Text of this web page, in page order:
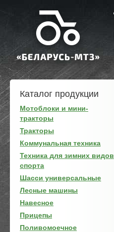
Каталог продукции
Мотоблоки и мини-
тракторы
Тракторы
Коммунальная техника
Техника для зимних видов
спорта
Шасси универсальные
Лесные машины
Навесное
Прицепы
Поливомоечное